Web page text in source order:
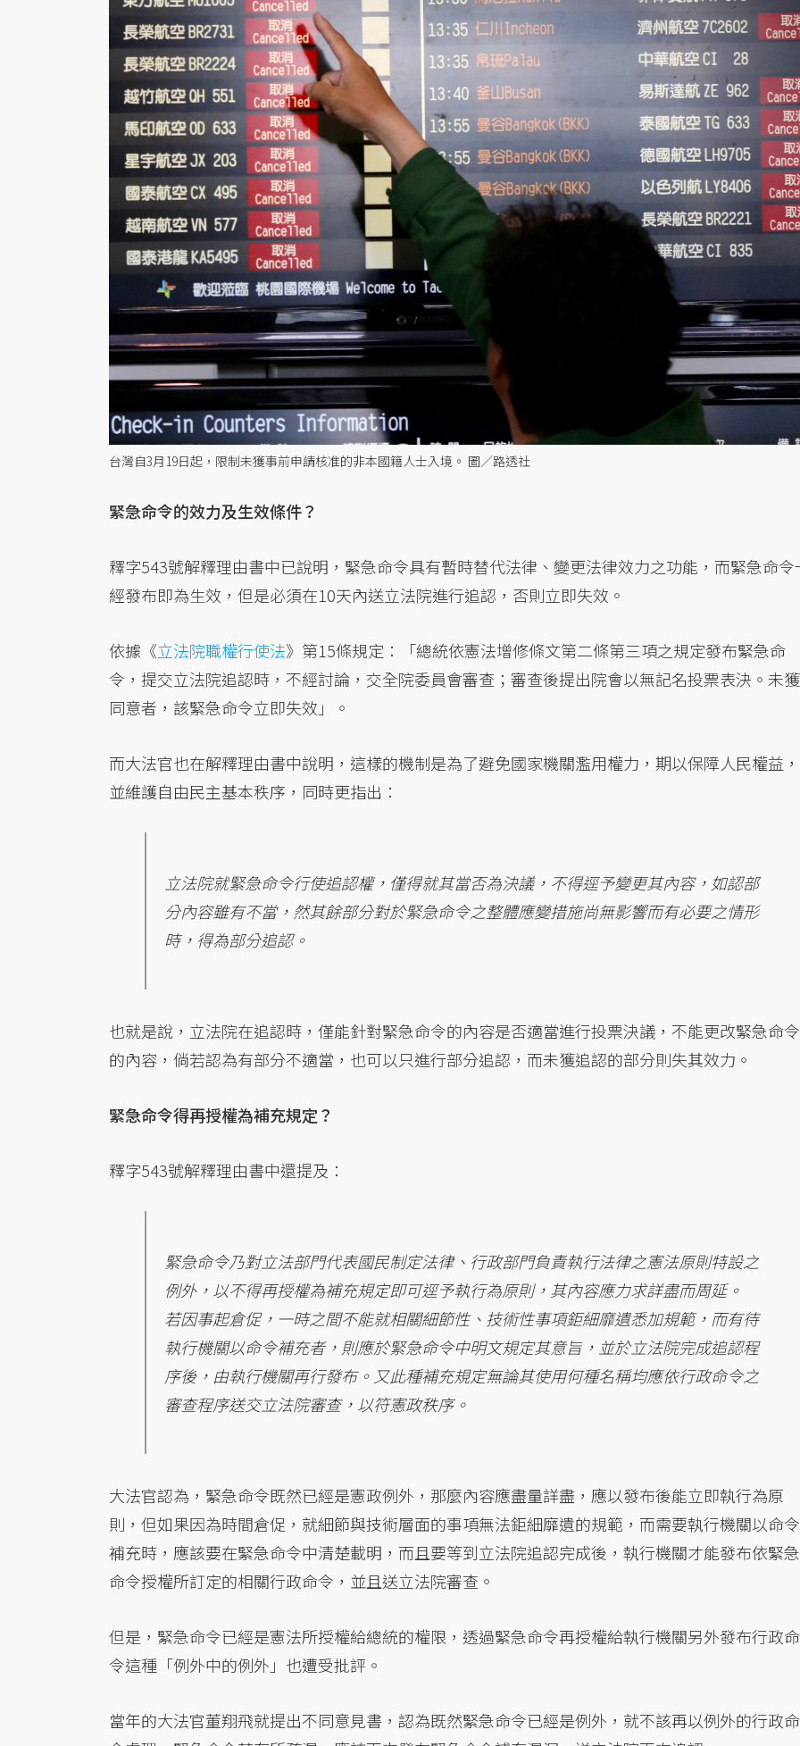
台灣自3月19日起，限制未獲事前申請核准的非本國籍人士入境。 圖／路透社
緊急命令的效力及生效條件？
釋字543號解釋理由書中已說明，緊急命令具有暫時替代法律、變更法律效力之功能，而緊急命令
經發布即為生效，但是必須在10天內送立法院進行追認，否則立即失效。
依據《立法院職權行使法》第15條規定：「總統依憲法增修條文第二條第三項之規定發布緊急命
令，提交立法院追認時，不經討論，交全院委員會審查；審查後提出院會以無記名投票表決。未獲
同意者，該緊急命令立即失效」。
而大法官也在解釋理由書中說明，這樣的機制是為了避免國家機關濫用權力，期以保障人民權益，
並維護自由民主基本秩序，同時更指出：
立法院就緊急命令行使追認權，僅得就其當否為決議，不得逕予變更其內容，如認部
分內容雖有不當，然其餘部分對於緊急命令之整體應變措施尚無影響而有必要之情形
時，得為部分追認。
也就是說，立法院在追認時，僅能針對緊急命令的內容是否適當進行投票決議，不能更改緊急命令
的內容，倘若認為有部分不適當，也可以只進行部分追認，而未獲追認的部分則失其效力。
緊急命令得再授權為補充規定？
釋字543號解釋理由書中還提及：
緊急命令乃對立法部門代表國民制定法律、行政部門負責執行法律之憲法原則特設之
例外，以不得再授權為補充規定即可逕予執行為原則，其內容應力求詳盡而周延。
若因事起倉促，一時之間不能就相關細節性、技術性事項鉅細靡遺悉加規範，而有待
執行機關以命令補充者，則應於緊急命令中明文規定其意旨，並於立法院完成追認程
序後，由執行機關再行發布。又此種補充規定無論其使用何種名稱均應依行政命令之
審查程序送交立法院審查，以符憲政秩序。
大法官認為，緊急命令既然已經是憲政例外，那麼內容應盡量詳盡，應以發布後能立即執行為原
則，但如果因為時間倉促，就細節與技術層面的事項無法鉅細靡遺的規範，而需要執行機關以命令
補充時，應該要在緊急命令中清楚載明，而且要等到立法院追認完成後，執行機關才能發布依緊急
命令授權所訂定的相關行政命令，並且送立法院審查。
但是，緊急命令已經是憲法所授權給總統的權限，透過緊急命令再授權給執行機關另外發布行政命
令這種「例外中的例外」也遭受批評。
當年的大法官董翔飛就提出不同意見書，認為既然緊急命令已經是例外，就不該再以例外的行政命